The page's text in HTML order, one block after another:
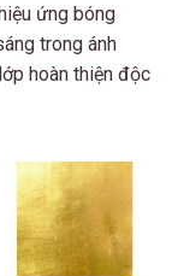
ứng bóng
trong ánh
hoàn thiện độc